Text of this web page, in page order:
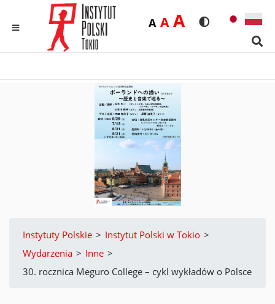
Rozmiar
ADomyślna
AŚrednia
ADużaWersja
Instytuty Polskie > Instytut Polski w Tokio >
Wydarzenia > Inne >
30. rocznica Meguro College – cykl wykładów o Polsce